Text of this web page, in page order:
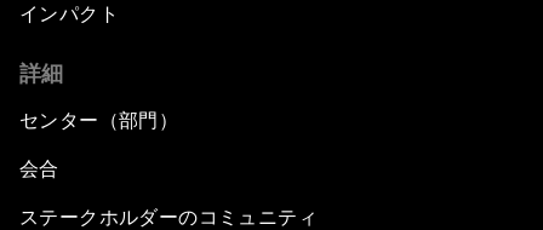
インパクト
詳細
センター（部門）
会合
ステークホルダーのコミュニティ